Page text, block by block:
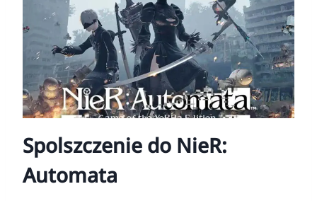
Spolszczenie do NieR:
Automata